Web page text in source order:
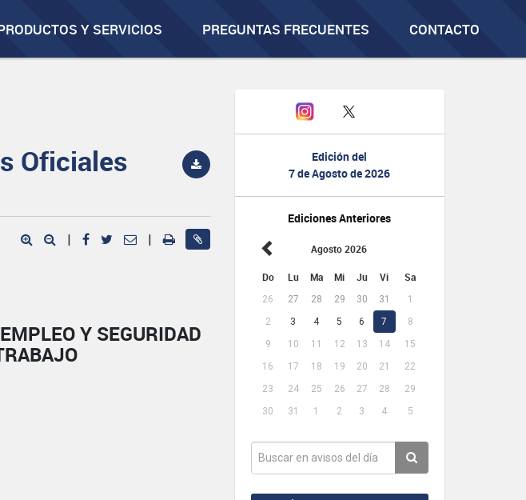
Y SERVICIOS PREGUNTAS FRECUENTES CONTACTO
Edición del
7 de Agosto de 2026
Ediciones Anteriores
Agosto 2026
Do Lu Ma Mi Ju Vi Sa
26 27 28 29 30 31
1
2
3 4 5 6 7
8
9
10 11 12 13 14
15
16
17 18 19 20 21
22
23
24 25 26 27 28
29
30
31 1 2 3 4 5
Oficiales
| |
Y SEGURIDAD